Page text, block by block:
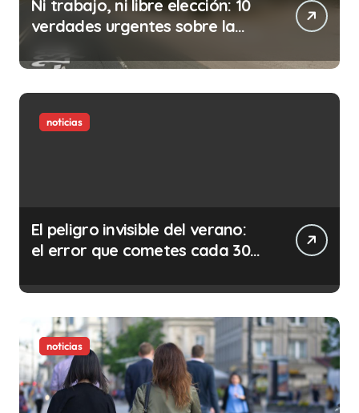
Ni trabajo, ni libre elección: 10
verdades urgentes sobre la
noticias
El peligro invisible del verano:
el error que cometes cada 30
ilegalidad que te puede costar
la vida)
noticias